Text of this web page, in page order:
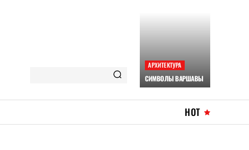
АРХИТЕКТУРА
СИМВОЛЫ ВАРШАВЫ
HOT